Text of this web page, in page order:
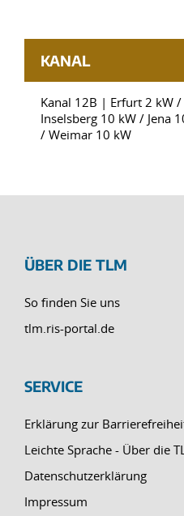
KANAL
Kanal 12B | Erfurt 2 kW /
Inselsberg 10 kW / Jena
/ Weimar 10 kW
ÜBER DIE TLM
So finden Sie uns
tlm.ris-portal.de
SERVICE
Erklärung zur
Leichte Sprache - Über die
Datenschutzerklärung
Impressum